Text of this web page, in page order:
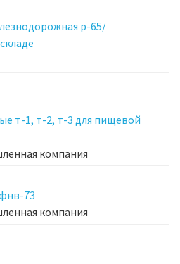
р-65/
т-1, т-2, т-3 для пищевой
компания
73
компания